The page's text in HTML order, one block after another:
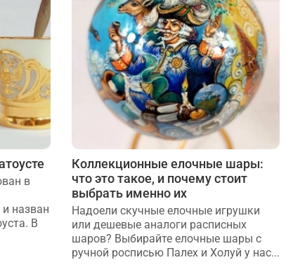
в
назван
В
Коллекционные елочные шары:
что это такое, и почему стоит
выбрать именно их
Надоели скучные елочные игрушки
или дешевые аналоги расписных
шаров? Выбирайте елочные шары с
ручной росписью Палех и Холуй у нас...